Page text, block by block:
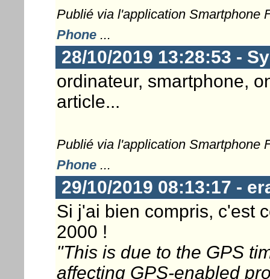
Publié via l'application Smartphone
Phone...
28/10/2019 13:28:53 -
ordinateur, smartphone,
article...
Publié via l'application Smartphone
Phone...
29/10/2019 08:13:17 -
Si j'ai bien compris, c'est
2000 !
"This is due to the GPS
affecting GPS-enabled